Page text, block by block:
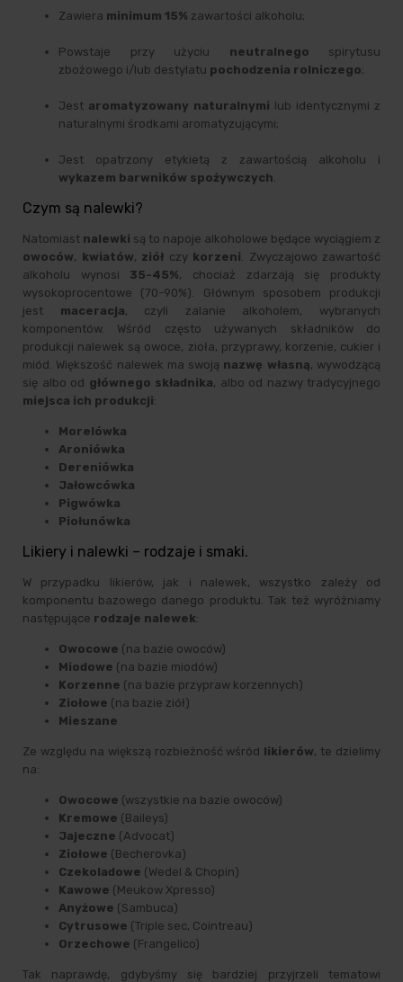
Zawiera minimum 15% zawartości alkoholu;
Powstaje przy użyciu neutralnego spirytusu
zbożowego i/lub destylatu pochodzenia rolniczego;
Jest aromatyzowany naturalnymi lub identycznymi z
naturalnymi środkami aromatyzującymi;
Jest opatrzony etykietą z zawartością alkoholu i
wykazem barwników spożywczych
Czym są nalewki?
Natomiast nalewki są to napoje alkoholowe będące wyciągiem z
owoców, kwiatów, ziół czy korzeni . Zwyczajowo zawartość
alkoholu wynosi 35-45%, chociaż zdarzają się produkty
wysokoprocentowe (70-90%). Głównym sposobem produkcji
jest maceracja, czyli zalanie alkoholem, wybranych
komponentów. Wśród często używanych składników do
produkcji nalewek są owoce, zioła, przyprawy, korzenie, cukier i
miód. Większość nalewek ma swoją nazwę własną, wywodzącą
się albo od głównego składnika, albo od nazwy tradycyjnego
miejsca ich produkcji:
Morelówka
Aroniówka
Dereniówka
Jałowcówka
Pigwówka
Piołunówka
Likiery i nalewki – rodzaje i smaki.
W przypadku likierów, jak i nalewek, wszystko zależy od
komponentu bazowego danego produktu. Tak też wyróżniamy
następujące rodzaje nalewek:
Owocowe (na bazie owoców)
Miodowe (na bazie miodów)
Korzenne (na bazie przypraw korzennych)
Ziołowe (na bazie ziół)
Mieszane
Ze względu na większą rozbieżność wśród likierów, te dzielimy
na:
Owocowe (wszystkie na bazie owoców)
Kremowe (Baileys)
Jajeczne (Advocat)
Ziołowe (Becherovka)
Czekoladowe (Wedel & Chopin)
Kawowe (Meukow Xpresso)
Anyżowe (Sambuca)
Cytrusowe (Triple sec, Cointreau)
Orzechowe (Frangelico)
Tak naprawdę, gdybyśmy się bardziej przyjrzeli tematowi